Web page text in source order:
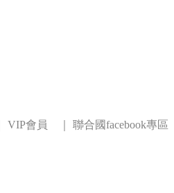
VIP會員 ｜ 聯合國facebook專區